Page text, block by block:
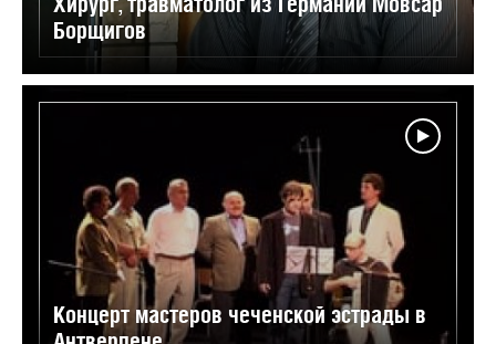
Борщигов
Концерт мастеров чеченской эстрады в